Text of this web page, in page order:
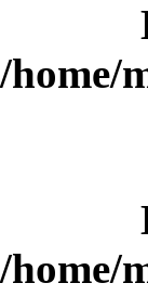
/home/
/home/